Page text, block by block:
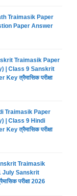
Traimasik Paper
Paper Answer
Traimasik Paper
| Class 9 Sanskrit
त्रैमासिक परीक्षा
Traimasik Paper
| Class 9 Hindi
त्रैमासिक परीक्षा
Traimasik
July Sanskrit
परीक्षा 2026